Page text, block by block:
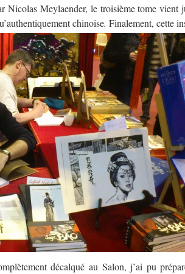
Nicolas Meylaender, le troisième tome vient
chinoise. Finalement, cette
décalqué au Salon, j’ai pu